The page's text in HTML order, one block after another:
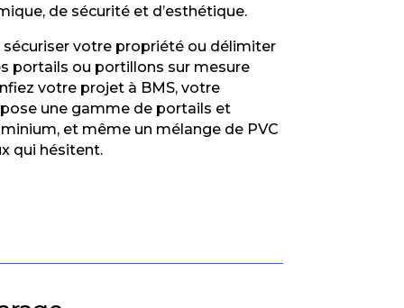
de sécurité et d’esthétique.
sécuriser votre propriété ou délimiter
portails ou portillons sur mesure
votre projet à BMS, votre
une gamme de portails et
et même un mélange de PVC
qui hésitent.